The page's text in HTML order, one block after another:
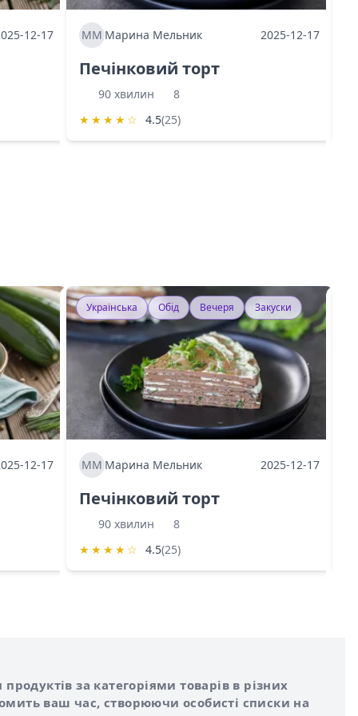
12-17 МММарина Мельник 2025-12-17
Печінковий торт
90 хвилин
8
★ ★ ★ ★ ☆ 4.5(25)
12-17
Українська Обід Вечеря Закуски
МММарина Мельник 2025-12-17
Печінковий торт
90 хвилин
8
★ ★ ★ ★ ☆ 4.5(25)
за категоріями товарів в різних
ваш час, створюючи особисті списки на